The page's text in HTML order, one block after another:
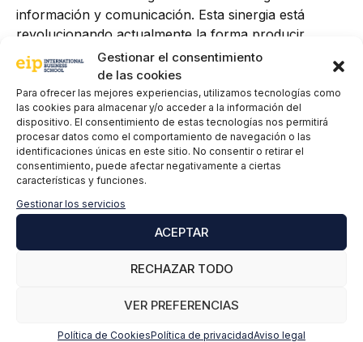
Gestionar el consentimiento
de las cookies
Para ofrecer las mejores experiencias, utilizamos tecnologías como
las cookies para almacenar y/o acceder a la información del
dispositivo. El consentimiento de estas tecnologías nos permitirá
procesar datos como el comportamiento de navegación o las
identificaciones únicas en este sitio. No consentir o retirar el
consentimiento, puede afectar negativamente a ciertas
características y funciones.
Gestionar los servicios
ACEPTAR
RECHAZAR TODO
VER PREFERENCIAS
Política de CookiesPolítica de privacidadAviso legal
información y comunicación. Esta sinergia está
revolucionando actualmente la forma producir,
distribuir, almacenar y consumir energía y para que
no te quedes fuera de esta revolución te
comentamos para terminar, que actualmente
contamos con plazas disponibles para el nuevo
Máster Profesional en Energías Renovables, Redes
Inteligentes y Movilidad eléctrica, con un enfoque
totalmente actualizado y orientado a las últimas
tendencias y nuevas tecnologías renovables, en el
cual incluimos un módulo completo especialmente
dedicado a las tecnologías TIC, lenguajes de
programación, aplicación de inteligencia artificial en
instalaciones energéticas y análisis de Big Data, entre
requerimientos de la industria energética actual y del